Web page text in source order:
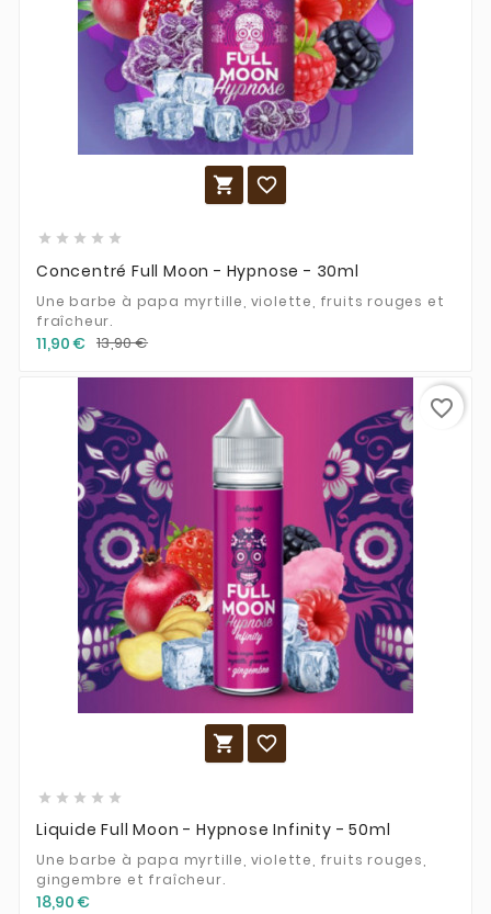
 
    
Concentré Full Moon - Hypnose - 30ml
Une barbe à papa myrtille, violette, fruits rouges et
fraîcheur.
11,90 € 13,90 €
 
    
Liquide Full Moon - Hypnose Infinity - 50ml
Une barbe à papa myrtille, violette, fruits rouges,
gingembre et fraîcheur.
18,90 €
favorite_border